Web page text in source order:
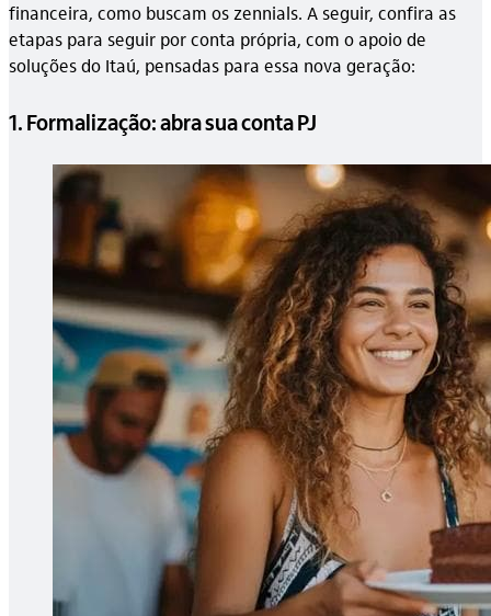
financeira, como buscam os zennials. A seguir, confira as
etapas para seguir por conta própria, com o apoio de
soluções do Itaú, pensadas para essa nova geração:
1. Formalização: abra sua conta PJ